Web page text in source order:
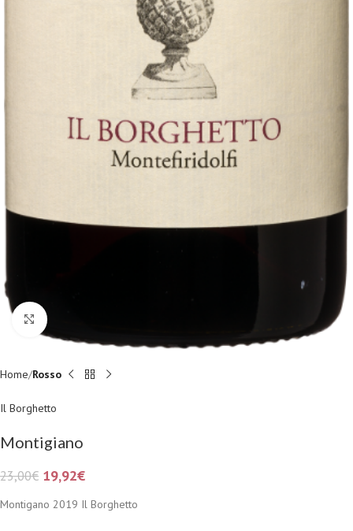
Fai clic per ingrandire
Home Rosso
Il Borghetto
Montigiano
23,00€ 19,92€
Montigano 2019 Il Borghetto